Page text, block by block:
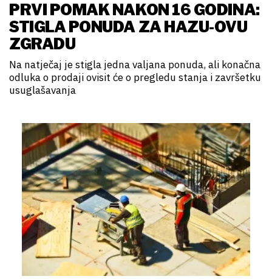
PRVI POMAK NAKON 16 GODINA:
STIGLA PONUDA ZA HAZU-OVU
ZGRADU
Na natječaj je stigla jedna valjana ponuda, ali konačna
odluka o prodaji ovisit će o pregledu stanja i završetku
usuglašavanja